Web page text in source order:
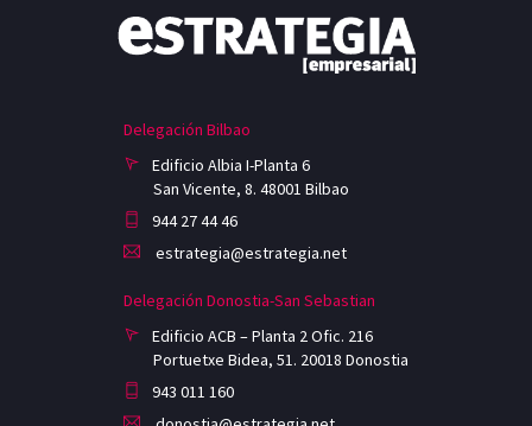
Delegación Bilbao
Edificio Albia I-Planta 6
San Vicente, 8. 48001 Bilbao
944 27 44 46
estrategia@estrategia.net
Delegación Donostia-San Sebastian
Edificio ACB – Planta 2 Ofic. 216
Portuetxe Bidea, 51. 20018 Donostia
943 011 160